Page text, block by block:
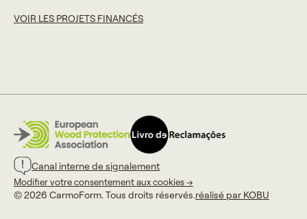
VOIR LES PROJETS FINANCÉS
Canal interne de signalement
Modifier votre consentement aux cookies →
© 2026 CarmoForm. Tous droits réservés.réalisé par KOBU